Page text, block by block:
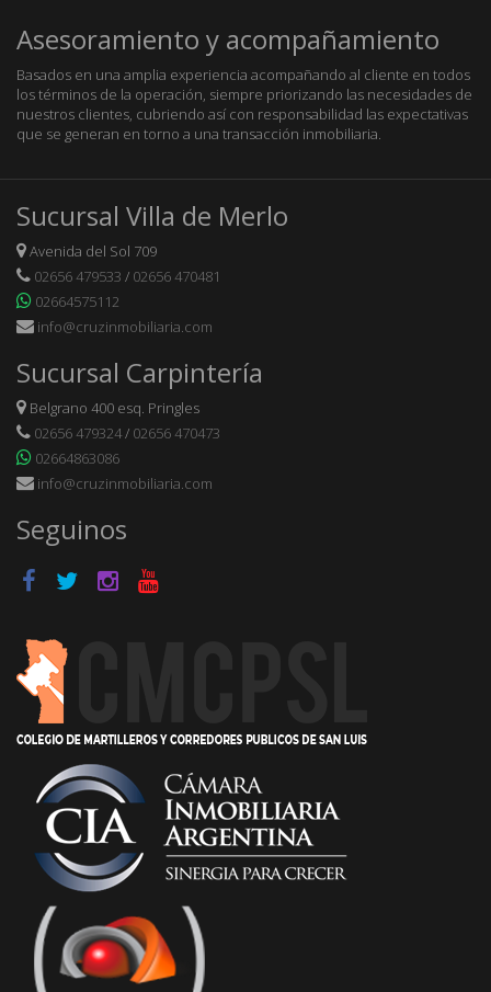
Asesoramiento y acompañamiento
Basados en una amplia experiencia acompañando al cliente en todos
los términos de la operación, siempre priorizando las necesidades de
nuestros clientes, cubriendo así con responsabilidad las expectativas
que se generan en torno a una transacción inmobiliaria.
Sucursal Villa de Merlo
Avenida del Sol 709
02656 479533 / 02656 470481
02664575112
info@cruzinmobiliaria.com
Sucursal Carpintería
Belgrano 400 esq. Pringles
02656 479324/ 02656 470473
02664863086
info@cruzinmobiliaria.com
Seguinos